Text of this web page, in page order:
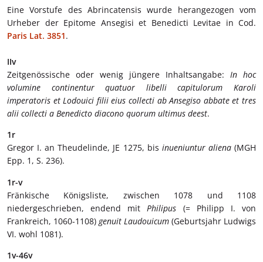
Eine Vorstufe des Abrincatensis wurde herangezogen vom
Urheber der Epitome Ansegisi et Benedicti Levitae in Cod.
Paris Lat. 3851.
IIv
Zeitgenössische oder wenig jüngere Inhaltsangabe: In hoc
volumine continentur quatuor libelli capitulorum Karoli
imperatoris et Lodouici filii eius collecti ab Ansegiso abbate et tres
alii collecti a Benedicto diacono quorum ultimus deest.
1r
Gregor I. an Theudelinde, JE 1275, bis inueniuntur aliena(MGH
Epp. 1, S. 236).
1r-v
Fränkische Königsliste, zwischen 1078 und 1108
niedergeschrieben, endend mit Philipus (= Philipp I. von
Frankreich, 1060-1108) genuit Laudouicum (Geburtsjahr Ludwigs
VI. wohl 1081).
1v-46v